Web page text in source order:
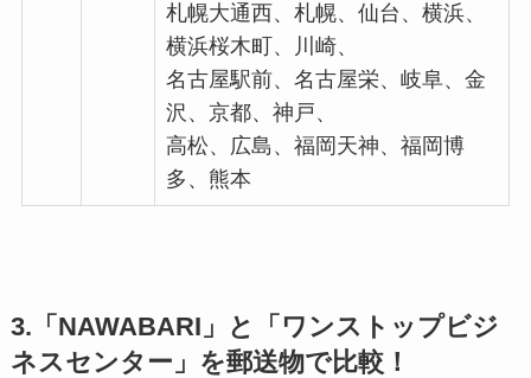
札幌大通西、札幌、仙台、横浜、
横浜桜木町、川崎、
名古屋駅前、名古屋栄、岐阜、金
沢、京都、神戸、
高松、広島、福岡天神、福岡博
多、熊本
3.「NAWABARI」と「ワンストップビジ
ネスセンター」を郵送物で比較！